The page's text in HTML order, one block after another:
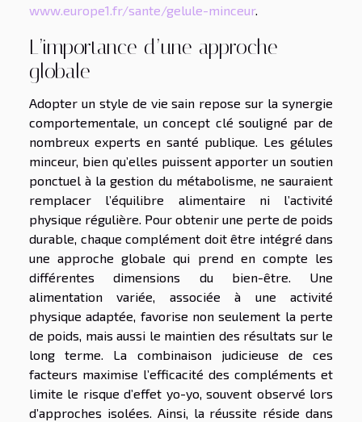
www.europe1.fr/sante/gelule-minceur.
L’importance d’une approche
globale
Adopter un style de vie sain repose sur la synergie
comportementale, un concept clé souligné par de
nombreux experts en santé publique. Les gélules
minceur, bien qu’elles puissent apporter un soutien
ponctuel à la gestion du métabolisme, ne sauraient
remplacer l’équilibre alimentaire ni l’activité
physique régulière. Pour obtenir une perte de poids
durable, chaque complément doit être intégré dans
une approche globale qui prend en compte les
différentes dimensions du bien-être. Une
alimentation variée, associée à une activité
physique adaptée, favorise non seulement la perte
de poids, mais aussi le maintien des résultats sur le
long terme. La combinaison judicieuse de ces
facteurs maximise l’efficacité des compléments et
limite le risque d’effet yo-yo, souvent observé lors
d’approches isolées. Ainsi, la réussite réside dans